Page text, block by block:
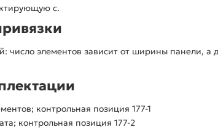
с.
число элементов зависит от ширины панели,
контрольная позиция 177-1
контрольная позиция 177-2